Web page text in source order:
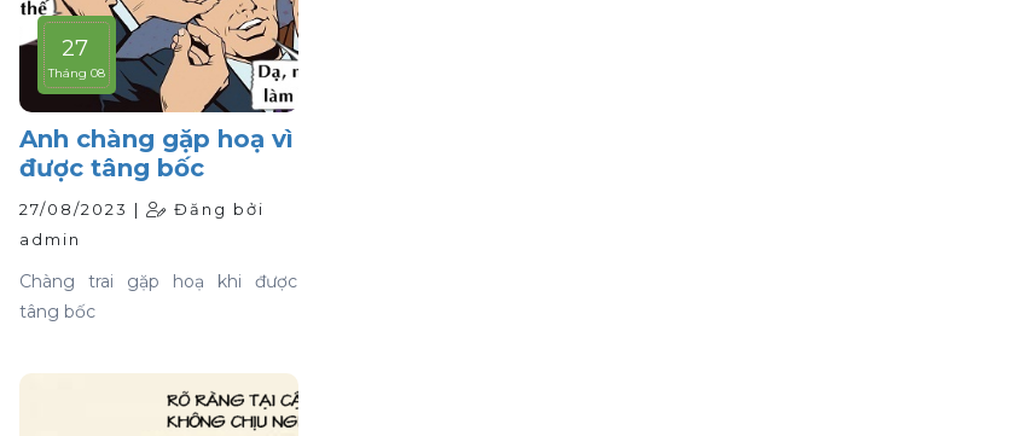
27
Tháng 08
Anh chàng gặp hoạ vì
được tâng bốc
27/08/2023 |
Đăng bởi
admin
Chàng trai gặp hoạ khi được
tâng bốc